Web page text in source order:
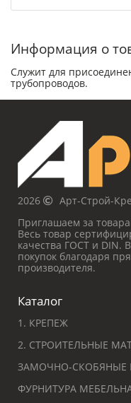
Информация о
Служит для
трубопроводов.
2026
Арт-Строй-
Приглашаем за
Весь товар
качества ГОСТ и DIN.
покупок благодаря
производителя.
Каталог
1. КРЕПЕЖ
2. СТРОИТЕЛЬНЫЕ
ЗАМОЧНО-СКОБЯНЫЕ
ФУРНИТУРА